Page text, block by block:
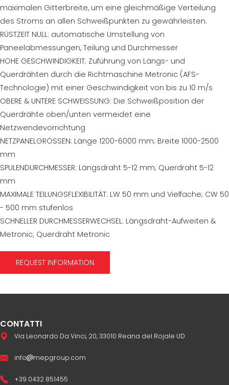
maximalen Gitterbreite, um eine gleichmäßige Verteilung
des Stroms an allen Schweißpunkten zu gewährleisten.
RÜSTZEIT NULL: automatische Umstellung von
Paneelabmessungen, Teilung und Durchmesser
HOHE GESCHWINDIGKEIT: Zuführung von Längs- und
Querdrähten durch die Richtmaschine Metronic (AFS-
Technologie) mit einer Geschwindigkeit von bis zu 10 m/s
OBERE & UNTERE SCHWEISSUNG: Die Schweißposition der
Querdrähte oben/unten vermeidet eine
Netzwendevorrichtung
NETZPANELGRÖSSEN: Länge 1200-6000 mm; Breite 1000-2500
mm
SPULENDURCHMESSER: Längsdraht 5-12 mm; Querdraht 5-12
mm
MAXIMALE TEILUNGSFLEXIBILITÄT: LW 50 mm und Vielfache; CW 50
- 500 mm stufenlos
SCHNELLER DURCHMESSERWECHSEL: Längsdraht-Aufweiten &
Metronic; Querdraht Metronic
REQUEST INFORMATION
CONTATTI
Via Leonardo Da Vinci, 20, 33010 Reana del Rojale UD
info mepgroup.com
+39 0432 851455